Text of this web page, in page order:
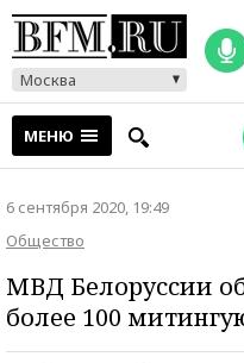
Москва
МЕНЮ
6 сентября 2020, 19:49
Общество
МВД Белоруссии
более 100